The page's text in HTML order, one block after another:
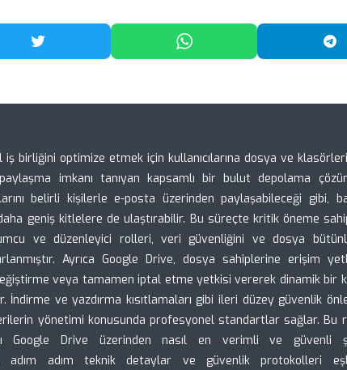
Twitter'da Paylaş WhatsApp'ta Paylaş
iş birliğini optimize etmek için kullanıcılarına dosya ve
imkanı tanıyan kapsamlı bir bulut depolama
belirli kişilerle e-posta üzerinden paylaşabileceği gibi,
geniş kitlelere de ulaştırabilir. Bu süreçte kritik öneme
ve düzenleyici rolleri, veri güvenliğini ve dosya
Ayrıca Google Drive, dosya sahiplerine erişim
veya tamamen iptal etme yetkisi vererek dinamik bir
İndirme ve yazdırma kısıtlamaları gibi ileri düzey güvenlik
yönetimi konusunda profesyonel standartlar sağlar. Bu
Google Drive üzerinden nasıl en verimli ve güvenli
adım adım teknik detaylar ve güvenlik protokolleri